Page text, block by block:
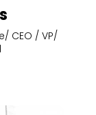
CEO / VP/